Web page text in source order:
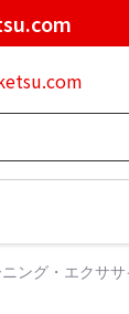
ニング・エクサ